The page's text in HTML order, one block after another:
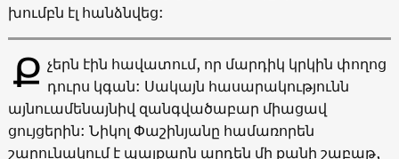
խումբն էլ հանձնվեց:
Ք չերն էին հավատում, որ մարդիկ կրկին փողոց
դուրս կգան: Սակայն հասարակությունն
այնուամենայնիվ զանգվածաբար միացավ
ցույցերին: Նիկոլ Փաշինյանը համառորեն
շարունակում է պայքարն արդեն մի քանի շաբաթ,